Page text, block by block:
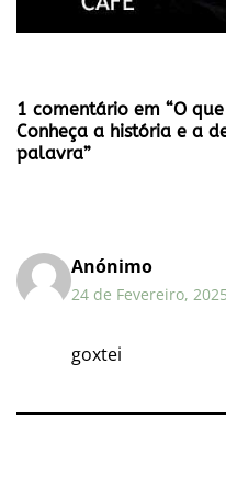
1 comentário em “O
Conheça a história e a
palavra”
Anónimo
24 de Fevereiro,
goxtei